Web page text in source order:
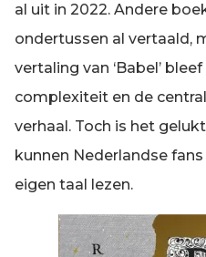
al uit in 2022. Andere
ondertussen al vertaald,
vertaling van ‘Babel’
complexiteit en de
verhaal. Toch is het
kunnen Nederlandse
eigen taal lezen.